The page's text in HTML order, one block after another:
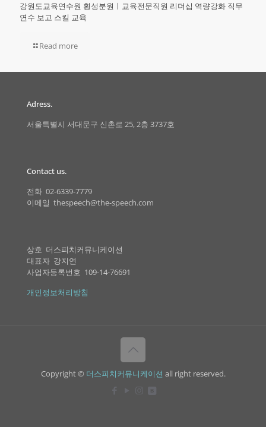
강원도교육연수원 횡성분원ㅣ교육전문직원 리더십 역량강화 직무
연수 보고 스킬 교육
Read more
Adress.
서울특별시 서대문구 신촌로 25, 2층 3737호
Contact us.
전화 02-6339-7779
이메일 thespeech@the-speech.com
상호 더스피치커뮤니케이션
대표자 강지연
사업자등록번호 109-14-76691
개인정보처리방침
Copyright © 더스피치커뮤니케이션 all right reserved.